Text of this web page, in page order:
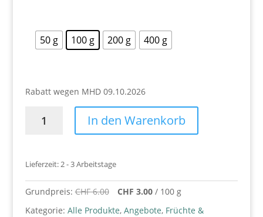
50 g 100 g 200 g 400 g
Rabatt wegen MHD 09.10.2026
Menge
In den Warenkorb
Lieferzeit:2 - 3 Arbeitstage
Grundpreis:CHF6.00 CHF 3.00/ 100 g
Kategorie: Alle Produkte, Angebote, Früchte &